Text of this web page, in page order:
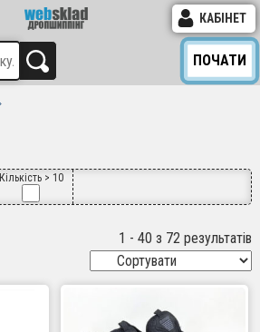
КАБІНЕТ
ПОЧАТИ
Кількість > 10
1 - 40 з 72 результатів